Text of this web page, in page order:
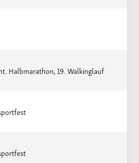
Halbmarathon, 19. Walkinglauf